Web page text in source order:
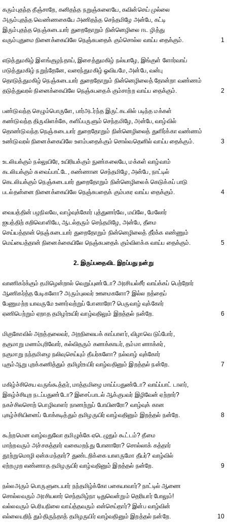
கரும்புதந்த தீஞ்சாறே, கனிதந்த நறுஞ்சுளையே, கவின்செய் முல்லை
அரும்புதந்த வெண்ணகையே அணிதந்த செந்தமிழே அன்பே, கட்டி
இரும்புதந்த நெஞ்சுடையார் துறைதோறும் நின்னெழிலை ஈட ழித்து
வரும்புதுமை நினைக்கையிலே நெஞ்சுபதைக் கும்சொல்ல வாய்ப தைக்கும்.
1
எடுத்துமகிழ் இளங்குழந்தாய், இசைத்துமகிழ் நல்யாழே, இங்குள் ளோர்வாய்
மடுத்துமகிழ் நறுந்தேனே, வரைந்துமகிழ் ஓவியமே, அன்பே, வன்பு
தொடுத்துமகிழ் நெஞ்சுடையார் துறைதோறும் நின்னெழிலைத் தோன்றா வண்ணம்
தடுத்துவரல் நினைக்கையிலே நெஞ்சுபதைக் கும்சாற்ற வாய்ப தைக்கும்.
2
பண்டுவந்த செழும்பொருளே, பார்அடர்ந்த இருட்கடலில் படிந்த மக்கள்
கண்டுவந்த திருவிளக்கே, களிப்பருளும் செந்தமிழே, அன்பே, வாழ்வில்
தொண்டுவந்த நெஞ்சுடையார் துறைதோறும் நின்னெழிலைத் துளிர்க்கா வண்ணம்
உண்டுவரல் நினைக்கையிலே உளம்பதைக்கும் சொல்வதெனில் வாய்ப தைக்கும்.
3
உடலியக்கும் நல்லுயிரே, உயிரியக்கும் நுண்கலையே, மக்கள் வாழ்வாம்
கடலியக்கும் சுவைப்பாட்டே, கண்ணான செந்தமிழே, அன்பே, நாட்டில்
கெடலியக்கும் நெஞ்சுடையார் துறைதோறும் நின்னெழிலைக் கெடுக்கப் பாடு
படல்தன்னை நினைக்கையிலே நெஞ்சுபதைக் கும்பகர வாய்ப தைக்கும்.
4
வையத்தின் பழநிலவே, வாழ்வுக்கோர் புத்துணர்வே, மயிலே, மேலோர்
ஐயத்திற் கறிவொளியே, ஆடல்தரும் செந்தமிழே, அன்பே, தீமை
செய்யத்தான் நெஞ்சுடையார் துறைதோறும் நின்னெழிலைத் தீர்க்க எண்ணும்
மெய்யைத்தான் நினைக்கையிலே நெஞ்சுபதைக் கும்விளக்க வாய்ப தைக்கும்.
5
2. இருப்பதைவிட இறப்பது நன்று
வாணிகர்க்கும் தமிழென்றால் வெறுப்புண்டோ? அரசியல்சீர் வாய்க்கப் பெற்றோர்
ஆணிகர்த்த பேடிகளோ? அரும்புலவர் ஊமைகளோ? இல்ல றத்தைப்
பேணுமற்ற யாவருமே உணர்வற்றுப் போனாரோ? பெருவாழ் வுக்கோர்
ஏணிபெற்றும் ஏறாத தமிழர்உயிர் வாழ்வதிலும் இறத்தல் நன்றே.
6
மிகுகோவில் அறத்தலைவர், அறநிலையக் காப்பாளர், விழாவெ டுப்போர்,
தகுமாறு மணம்புரிவோர், கல்விதரும் கணக்காயர், தம்மா ணாக்கர்,
நகுமாறு நந்தமிழை நலிவுசெய்யும் தீயர்களோ? நல்வாழ் வுக்கோர்
புகும்ஆறு புறக்கணித்தும் தமிழர்உயிர் வாழ்வதினும் இறத்தல் நன்றே.
7
மகிழ்ச்சிசெய வருங்கூத்தர், மாத்தமிழை மாய்ப்பதுண்டோ? வாய்ப்பாட் டாளர்,
இகழ்ச்சியுற நடப்பதுண்டோ? இசைப்பாடல் ஆக்குபவர் இழிவேன் ஏற்றார்?
நகச்சிலசொற் பொழிவாளர் நாணற்றுப் போயினரோ? வாழ்வுக் கான
புகழ்ச்சியினைப் போக்கடித்தும் தமிழருயிர் வாழ்வதினும் இறத்தல் நன்றே.
8
கூற்றமென வாழ்வதுவோ தமிழுக்கே ஏடெழுதும் கூட்டம்? தீமை
மாற்றவரும் அச்சகத்தார் வகைமறந்து போனாரோ? சொல்லாக் கத்தார்
தூற்றுமொழி ஏன்சுமந்தார்? துண்டறிக்கை யாளருமோ தீயர்? வாழ்வில்
ஏற்றமுற எண்ணாத தமிழருயிர் வாழ்வதினும் இறத்தல் நன்றே.
9
நல்லஅரும் பொருளுடையார் நந்தமிழ்க்கோ பகையாவார்? நாட்டில் ஆணை
சொல்லவரும் அரசியலார் செந்தமிழ்நா டிதுவென்றும் தெரியார் போலும்!
வல்லவரும் பெரியநிலை வாய்த்தவரும் என்செய்தார்? இன்ப வாழ்வின்
எல்லையறிந் தும்திருந்தாத் தமிழருயிர் வாழ்வதினும் இறத்தல் நன்றே.
10